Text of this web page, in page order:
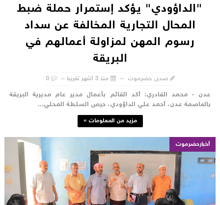
"الداؤودي" يؤكد إستمرار حملة ضبط
المحال التجارية المخالفة عن سداد
رسوم المهن لمزاولة أعمالهم في
البريقة
صدى حضرموت منذ 3 أشهر تقريبا 0
- محمد القادري: أكد القائم بأعمال مدير عام مديرية البريقة
عدن، أحمد علي الداؤودي، حرص السلطة المحلي...
مزيد من المعلومات »
أخبارحضرموت